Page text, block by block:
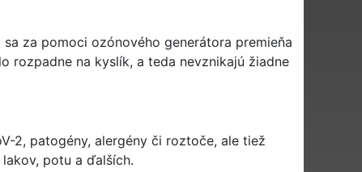
za pomoci ozónového generátora premieňa
rozpadne na kyslík, a teda nevznikajú žiadne
2, patogény, alergény či roztoče, ale tiež
potu a ďalších.